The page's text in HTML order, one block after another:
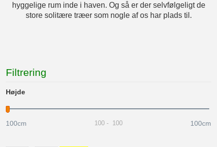
hyggelige rum inde i haven. Og så er der selvfølgeligt de
store solitære træer som nogle af os har plads til.
Filtrering
Højde
100cm 100cm
100 - 100